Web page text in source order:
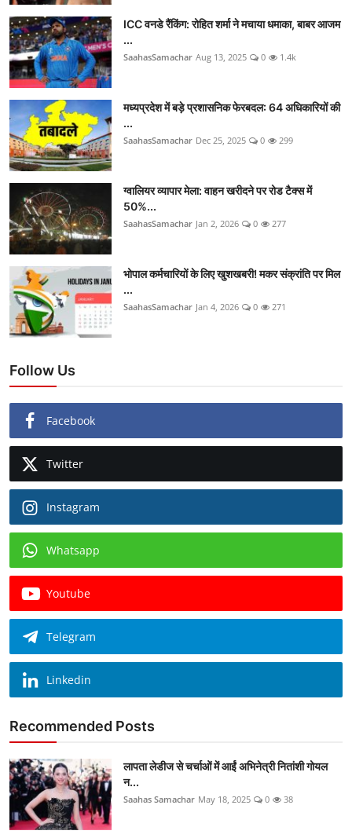
ICC वनडे रैंकिंग: रोहित शर्मा ने मचाया धमाका, बाबर आजम
...
SaahasSamachar Aug 13, 2025 0 1.4k
मध्यप्रदेश में बड़े प्रशासनिक फेरबदल: 64 अधिकारियों की
...
SaahasSamachar Dec 25, 2025 0 299
ग्वालियर व्यापार मेला: वाहन खरीदने पर रोड टैक्स में
50%...
SaahasSamachar Jan 2, 2026 0 277
भोपाल कर्मचारियों के लिए खुशखबरी! मकर संक्रांति पर मिल
...
SaahasSamachar Jan 4, 2026 0 271
Follow Us
Facebook
Twitter
Instagram
Whatsapp
Youtube
Telegram
Linkedin
Recommended Posts
लापता लेडीज से चर्चाओं में आईं अभिनेत्री नितांशी गोयल
न...
Saahas Samachar May 18, 2025 0 38